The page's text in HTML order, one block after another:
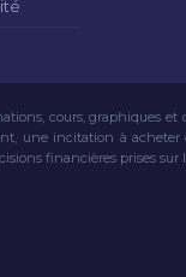
cours, graphiques
une incitation à acheter
financières prises sur